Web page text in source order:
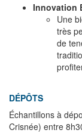
Innovation
Une
très
de
DÉPÔTS
Échantillons à
Crisnée) entre